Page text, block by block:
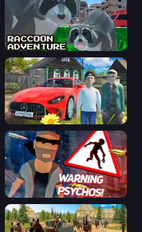
Raccoon Adventure: City Simulator 3D
Speedboy: History with Grandfather
City of Psychos